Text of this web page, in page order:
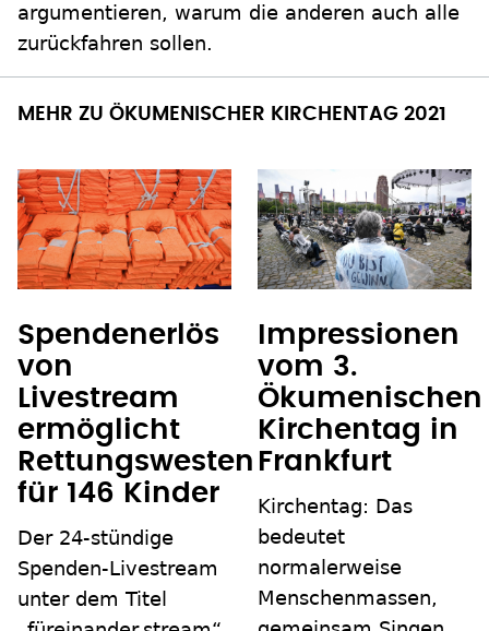
argumentieren, warum die anderen auch alle
zurückfahren sollen.
MEHR ZU ÖKUMENISCHER KIRCHENTAG 2021
Spendenerlös
von
Livestream
ermöglicht
Rettungswesten
für 146 Kinder
Der 24-stündige
Spenden-Livestream
unter dem Titel
Impressionen
vom 3.
Ökumenischen
Kirchentag in
Frankfurt
Kirchentag: Das
bedeutet
normalerweise
Menschenmassen,